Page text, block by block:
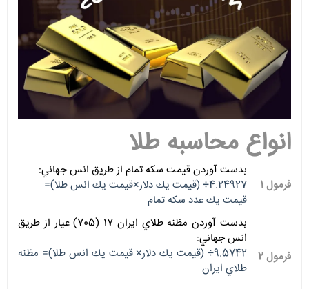
انواع محاسبه طلا
فرمول 1
بدست آوردن قيمت سكه تمام از طريق انس جهاني:
4.24927÷ (قيمت يك دلار×قيمت يك انس طلا)=
قيمت يك عدد سكه تمام
فرمول 2
بدست آوردن مظنه طلاي ايران 17 (705) عيار از طريق
انس جهاني:
9.5742÷ (قيمت يك دلار× قيمت يك انس طلا)= مظنه
طلاي ايران